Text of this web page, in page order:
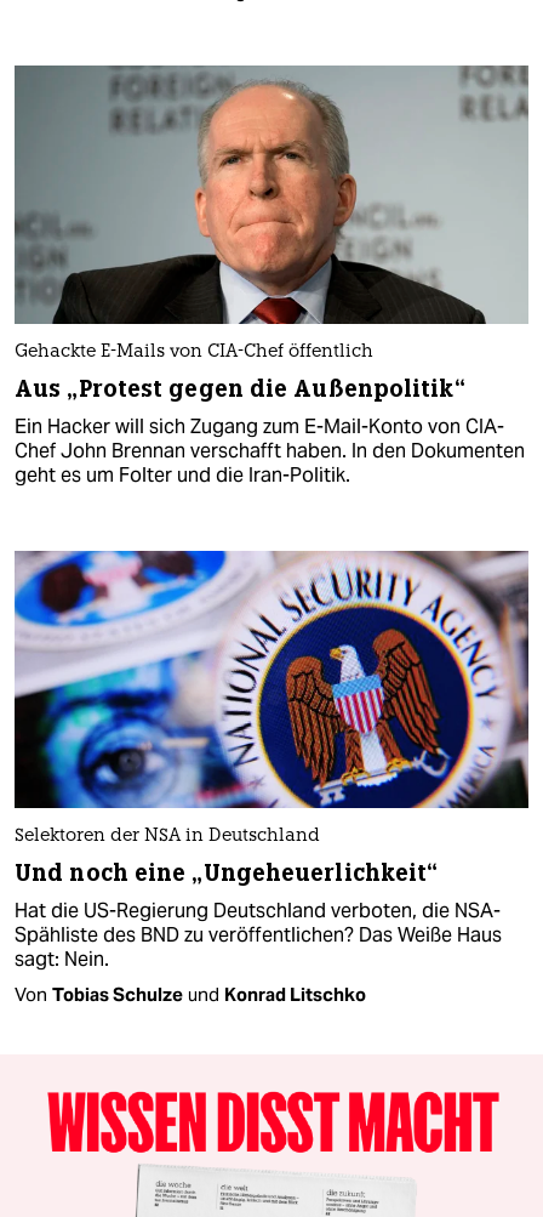
Gehackte E-Mails von CIA-Chef öffentlich
Aus „Protest gegen die Außenpolitik“
Ein Hacker will sich Zugang zum E-Mail-Konto von CIA-
Chef John Brennan verschafft haben. In den Dokumenten
geht es um Folter und die Iran-Politik.
Selektoren der NSA in Deutschland
Und noch eine „Ungeheuerlichkeit“
Hat die US-Regierung Deutschland verboten, die NSA-
Spähliste des BND zu veröffentlichen? Das Weiße Haus
sagt: Nein.
Von Tobias Schulze und Konrad Litschko